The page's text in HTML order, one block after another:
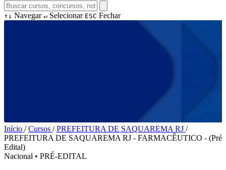
↑↓ Navegar ↵ Selecionar ESC Fechar
Início / Cursos / PREFEITURA DE SAQUAREMA RJ /
PREFEITURA DE SAQUAREMA RJ - FARMACÊUTICO - (Pré
Edital)
Nacional • PRÉ-EDITAL